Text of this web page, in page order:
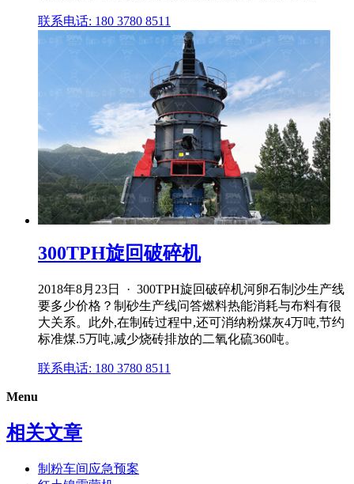
联系电话: 180 3780 8511
300TPH旋回破碎机
2018年8月23日 · 300TPH旋回破碎机河卵石制沙生产线
要多少价格？制砂生产线问答燃料热能消耗与布料有很
大关系。此外,在制砖过程中,还可消纳粉煤灰4万吨,节约
标准煤.5万吨,减少烧砖排放的二氧化硫360吨。
联系电话: 180 3780 8511
Menu
相关文章
制粉车间应急预案